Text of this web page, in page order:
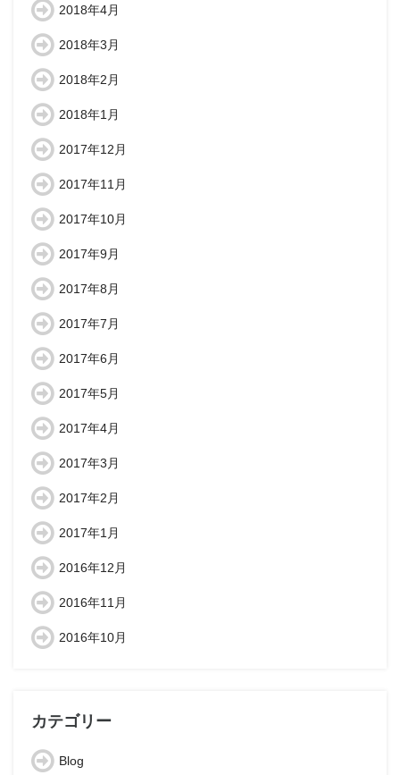
2018年4月
2018年3月
2018年2月
2018年1月
2017年12月
2017年11月
2017年10月
2017年9月
2017年8月
2017年7月
2017年6月
2017年5月
2017年4月
2017年3月
2017年2月
2017年1月
2016年12月
2016年11月
2016年10月
カテゴリー
Blog